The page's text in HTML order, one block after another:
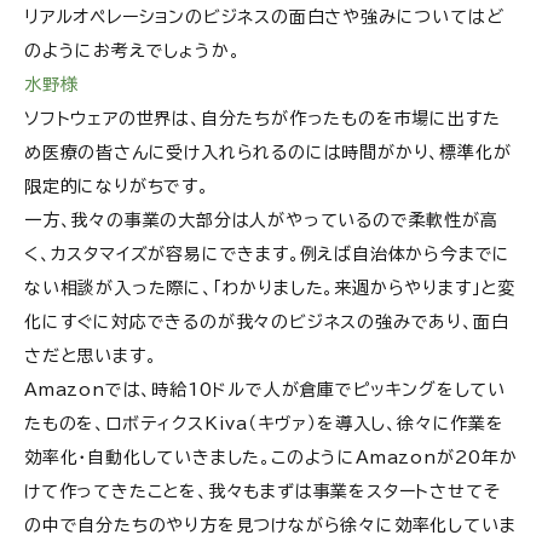
リアルオペレーションのビジネスの面白さや強みについてはど
のようにお考えでしょうか。
水野様
ソフトウェアの世界は、自分たちが作ったものを市場に出すた
め医療の皆さんに受け入れられるのには時間がかり、標準化が
限定的になりがちです。
一方、我々の事業の大部分は人がやっているので柔軟性が高
く、カスタマイズが容易にできます。例えば自治体から今までに
ない相談が入った際に、「わかりました。来週からやります」と変
化にすぐに対応できるのが我々のビジネスの強みであり、面白
さだと思います。
Amazonでは、時給10ドルで人が倉庫でピッキングをしてい
たものを、ロボティクスKiva（キヴァ）を導入し、徐々に作業を
効率化・自動化していきました。このようにAmazonが20年か
けて作ってきたことを、我々もまずは事業をスタートさせてそ
の中で自分たちのやり方を見つけながら徐々に効率化していま